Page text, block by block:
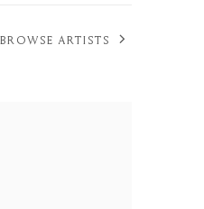
BROWSE ARTISTS